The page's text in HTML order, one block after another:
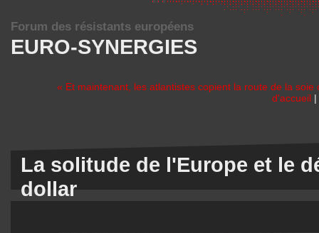
EURO-SYNERGIES
Forum des résistants européens
« Et maintenant, les atlantistes copient la route de la
d'accueil |
La solitude de l'Europe et le
dollar